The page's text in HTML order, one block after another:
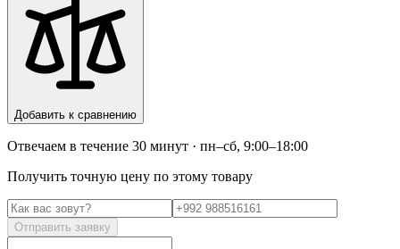
Добавить к сравнению
Отвечаем в течение 30 минут · пн–сб, 9:00–18:00
Получить точную цену по этому товару
Отправить заявку